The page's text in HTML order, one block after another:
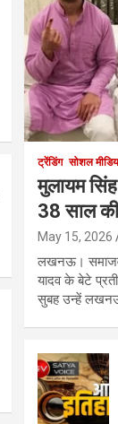
ट्रेंडिंग सोशल
मुलायम
38 साल
May 15, 2026
लखनऊ।
यादव के बेटे
सुबह उन्हें लखनऊ